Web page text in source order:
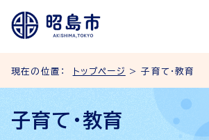
現在の位置： トップページ > 子育て・教育
子育て・教育